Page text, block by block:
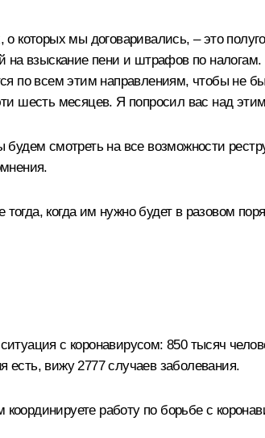
мы договаривались, – это
взыскание пени и штрафов по налогам.
по всем этим направлениям, чтобы
шесть месяцев. Я попросил вас над
смотреть на все возможности
когда им нужно будет в разовом
с коронавирусом: 850 тысяч
вижу 2777 случаев заболевания.
работу по борьбе с